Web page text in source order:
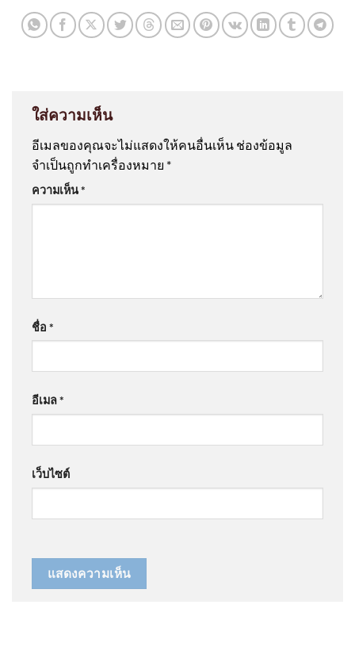
ใส่ความเห็น
อีเมลของคุณจะไม่แสดงให้คนอื่นเห็น ช่องข้อมูล
จำเป็นถูกทำเครื่องหมาย *
ความเห็น*
ชื่อ *
อีเมล*
เว็บไซต์